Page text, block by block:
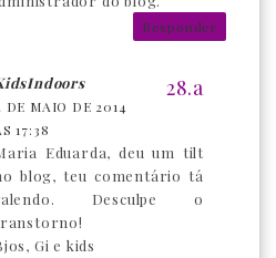
Responder
DE MAIO DE 2014
17:38
Eduarda, deu um tilt
blog, teu comentário tá
Desculpe o
Gi e kids